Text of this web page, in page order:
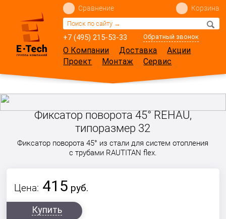
+7 (495) 215-53-33 Обратный звонок
Сравнение Корзина
О Компании Доставка
Акции
Проект
Монтаж Сервис
Фиксатор поворота 45° REHAU,
типоразмер 32
Фиксатор поворота 45° из стали для систем отопления
с трубами RAUTITAN flex.
Цена: 415 руб.
Купить